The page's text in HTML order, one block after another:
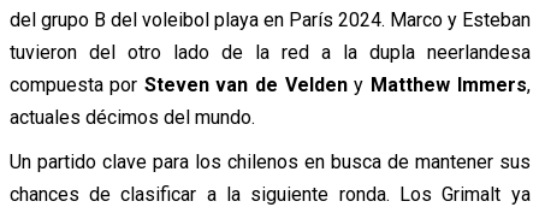
del grupo B del voleibol playa en París 2024. Marco y Esteban
tuvieron del otro lado de la red a la dupla neerlandesa
compuesta por Steven van de Veldeny Matthew Immers,
actuales décimos del mundo.
Un partido clave para los chilenos en busca de mantener sus
chances de clasificar a la siguiente ronda. Los Grimalt ya